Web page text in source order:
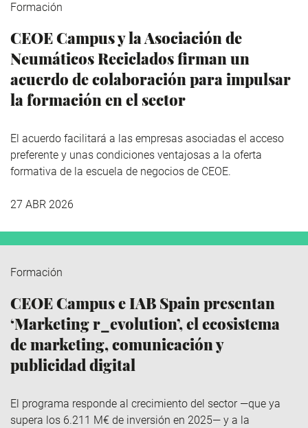
Formación
CEOE Campus y la Asociación de
Neumáticos Reciclados firman un
acuerdo de colaboración para impulsar
la formación en el sector
El acuerdo facilitará a las empresas asociadas el acceso
preferente y unas condiciones ventajosas a la oferta
formativa de la escuela de negocios de CEOE.
27 ABR 2026
Formación
CEOE Campus e IAB Spain presentan
‘Marketing r_evolution’, el ecosistema
de marketing, comunicación y
publicidad digital
El programa responde al crecimiento del sector —que ya
supera los 6.211 M€ de inversión en 2025— y a la